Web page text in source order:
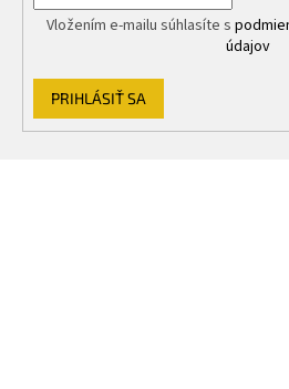
Vložením e-mailu súhlasíte s
údajov
PRIHLÁSIŤ SA